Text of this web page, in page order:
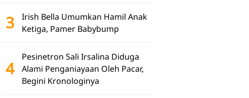
3
Irish Bella Umumkan Hamil Anak
Ketiga, Pamer Babybump
4
Pesinetron Sali Irsalina Diduga
Alami Penganiayaan Oleh Pacar,
Begini Kronologinya